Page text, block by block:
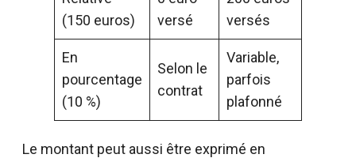
(150 euros)
versé
versés
En
pourcentage
(10 %)
Selon le
contrat
Variable,
parfois
plafonné
Le montant peut aussi être exprimé en